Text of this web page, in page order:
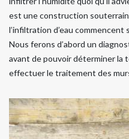
est une construction
l’infiltration d’eau
Nous ferons d’abord un
avant de pouvoir déterminer la
effectuer le traitement des